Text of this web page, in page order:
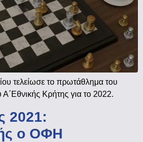
τελείωσε το πρωτάθλημα του
Α΄Εθνικής Κρήτης για το 2022.
2021:
ο ΟΦΗ